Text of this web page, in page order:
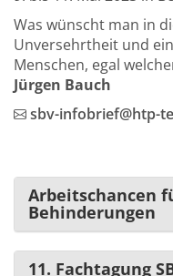
Was wünscht man in
Unversehrtheit und
Menschen, egal
Jürgen Bauch
sbv-infobrief@htp-
Arbeitschancen
Behinderungen
11. Fachtagung